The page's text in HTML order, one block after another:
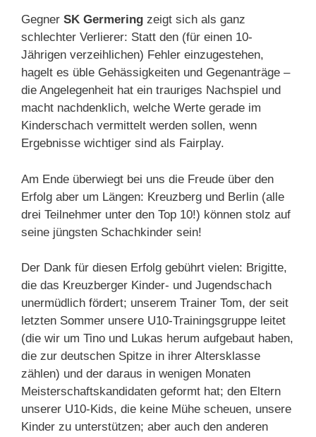
Gegner SK Germering zeigt sich als ganz
schlechter Verlierer: Statt den (für einen 10-
Jährigen verzeihlichen) Fehler einzugestehen,
hagelt es üble Gehässigkeiten und Gegenanträge –
die Angelegenheit hat ein trauriges Nachspiel und
macht nachdenklich, welche Werte gerade im
Kinderschach vermittelt werden sollen, wenn
Ergebnisse wichtiger sind als Fairplay.
Am Ende überwiegt bei uns die Freude über den
Erfolg aber um Längen: Kreuzberg und Berlin (alle
drei Teilnehmer unter den Top 10!) können stolz auf
seine jüngsten Schachkinder sein!
Der Dank für diesen Erfolg gebührt vielen: Brigitte,
die das Kreuzberger Kinder- und Jugendschach
unermüdlich fördert; unserem Trainer Tom, der seit
letzten Sommer unsere U10-Trainingsgruppe leitet
(die wir um Tino und Lukas herum aufgebaut haben,
die zur deutschen Spitze in ihrer Altersklasse
zählen) und der daraus in wenigen Monaten
Meisterschaftskandidaten geformt hat; den Eltern
unserer U10-Kids, die keine Mühe scheuen, unsere
Kinder zu unterstützen; aber auch den anderen